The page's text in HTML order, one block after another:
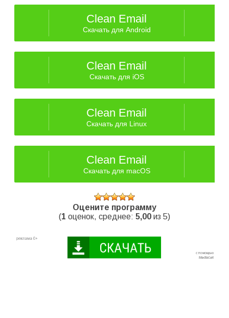
Clean Email
Скачать для Android
Clean Email
Скачать для iOS
Clean Email
Скачать для Linux
Clean Email
Скачать для macOS
Оцените программу
(1 оценок, среднее: 5,00 из 5)